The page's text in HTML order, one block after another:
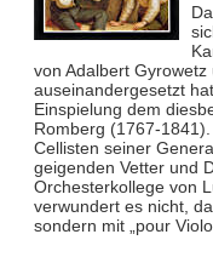
von Adalbert
auseinandergesetzt
Einspielung dem
Romberg (1767-
Cellisten seiner
geigenden Vetter und
Orchesterkollege von
verwundert es nicht,
sondern mit „pour